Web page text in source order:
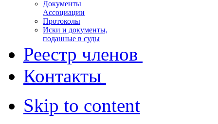
Документы
Ассоциации
Протоколы
Иски и документы,
поданные в суды
Реестр членов
Контакты
Skip to content